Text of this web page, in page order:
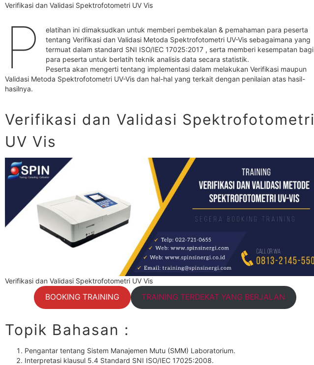
Verifikasi dan Validasi Spektrofotometri UV Vis
P
elatihan ini dimaksudkan untuk memberi pembekalan & pemahaman para peserta
tentang Verifikasi dan Validasi Metoda Spektrofotometri UV-Vis sebagaimana yang
termuat dalam standard SNI ISO/IEC 17025:2017 , serta memberi kesempatan bagi
para peserta untuk berlatih teknik analisis data secara statistik.
Peserta akan mengerti tentang implementasi dalam melakukan Verifikasi maupun
Validasi Metoda Spektrofotometri UV-Vis dan hal-hal yang terkait dengan penilaian atas hasil-
hasilnya.
Verifikasi dan Validasi Spektrofotometri
UV Vis
Verifikasi dan Validasi Spektrofotometri UV Vis
BOOKING TRAINING TRAINING TERDEKAT YANG BERJALAN
Topik Bahasan :
Pengantar tentang Sistem Manajemen Mutu (SMM) Laboratorium.
Interpretasi klausul 5.4 Standard SNI ISO/IEC 17025:2008.